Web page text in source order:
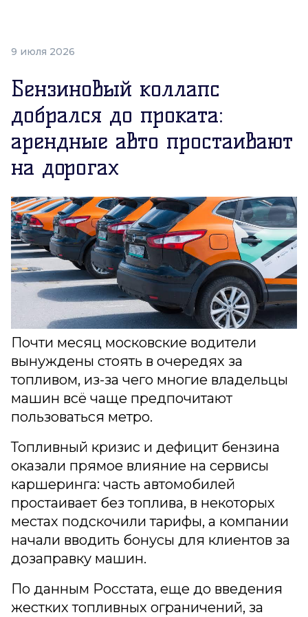
9 июля 2026
Бензиновый коллапс
добрался до проката:
арендные авто простаивают
на дорогах
Почти месяц московские водители
вынуждены стоять в очередях за
топливом, из-за чего многие владельцы
машин всё чаще предпочитают
пользоваться метро.
Топливный кризис и дефицит бензина
оказали прямое влияние на сервисы
каршеринга: часть автомобилей
простаивает без топлива, в некоторых
местах подскочили тарифы, а компании
начали вводить бонусы для клиентов за
дозаправку машин.
По данным Росстата, еще до введения
жестких топливных ограничений, за